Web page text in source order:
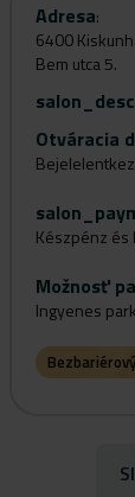
Adresa:
6400
Bem utca 5.
Otváracia
Készpénz és
Možnosť
Ingyenes